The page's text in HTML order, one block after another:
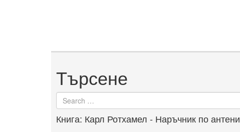
Търсене
Search
for
Книга: Карл Ротхамел - Наръчник по антени